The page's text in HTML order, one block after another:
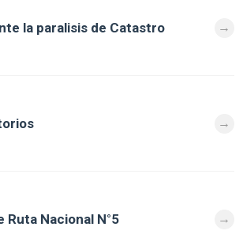
la paralisis de Catastro
Nacional N°5